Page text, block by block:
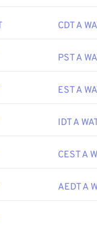
CDT A
PST A
EST A
IDT A
CEST A
AEDT A